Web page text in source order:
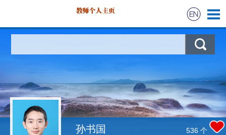
科学研究
教学研究
招生信息 孙书国 536 个